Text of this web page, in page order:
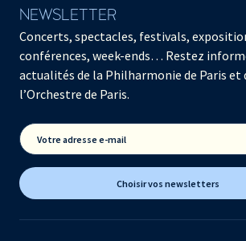
NEWSLETTER
Concerts, spectacles, festivals,
conférences, week-ends… Restez
actualités de la Philharmonie de Paris et
l’Orchestre de Paris.
Votre adresse e-mail
Choisir vos newsletters